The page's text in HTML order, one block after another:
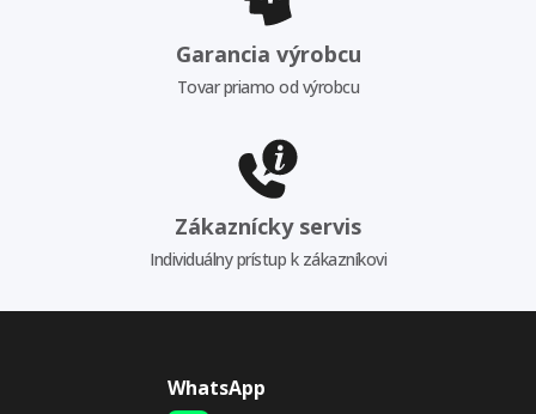
Garancia výrobcu
Tovar priamo od výrobcu
Zákaznícky servis
Individuálny prístup k zákazníkovi
WhatsApp